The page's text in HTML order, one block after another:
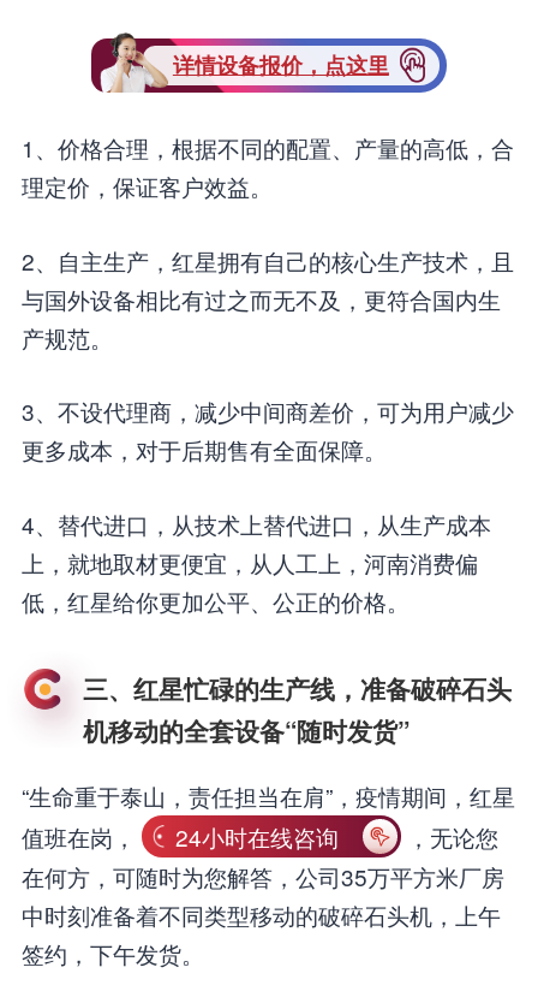
详情设备报价，点这里
1、价格合理，根据不同的配置、产量的高低，合
理定价，保证客户效益。
2、自主生产，红星拥有自己的核心生产技术，且
与国外设备相比有过之而无不及，更符合国内生
产规范。
3、不设代理商，减少中间商差价，可为用户减少
更多成本，对于后期售有全面保障。
4、替代进口，从技术上替代进口，从生产成本
上，就地取材更便宜，从人工上，河南消费偏
低，红星给你更加公平、公正的价格。
三、红星忙碌的生产线，准备破碎石头
机移动的全套设备“随时发货”
“生命重于泰山，责任担当在肩”，疫情期间，红星
值班在岗，
24小时在线咨询
，无论您
在何方，可随时为您解答，公司35万平方米厂房
中时刻准备着不同类型移动的破碎石头机，上午
签约，下午发货。